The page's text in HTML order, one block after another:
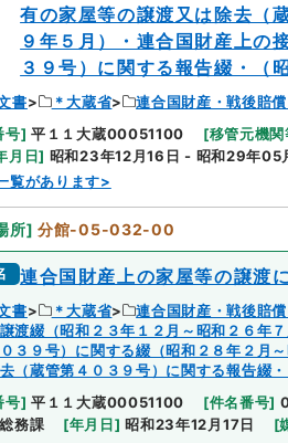
有の家屋等の譲渡又は除去（
９年５月）・連合国財産上の
３９号）に関する報告綴・（
書 ＊大蔵省
連合国財産・戦後賠
号] 平１１大蔵00051100 [移管元機関
月日] 昭和23年12月16日 - 昭和29年05
覧があります>
所] 分館-05-032-00
連合国財産上の家屋等の譲渡
書 ＊大蔵省
連合国財産・戦後賠
渡綴（昭和２３年１２月～昭和２６年
３９号）に関する綴（昭和２８年２月
（蔵管第４０３９号）に関する報告綴
号] 平１１大蔵00051100 [件名番号]
務課
[年月日] 昭和23年12月17日 [